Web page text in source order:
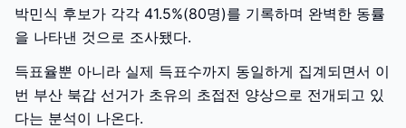
박민식 후보가 각각 41.5%(80명)를 기록하며 완벽한 동률
을 나타낸 것으로 조사됐다.
득표율뿐 아니라 실제 득표수까지 동일하게 집계되면서 이
번 부산 북갑 선거가 초유의 초접전 양상으로 전개되고 있
다는 분석이 나온다.